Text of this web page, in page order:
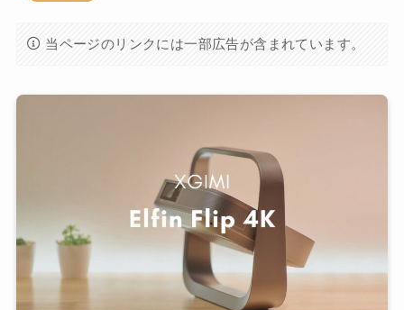
当ページのリンクには一部広告が含まれています。